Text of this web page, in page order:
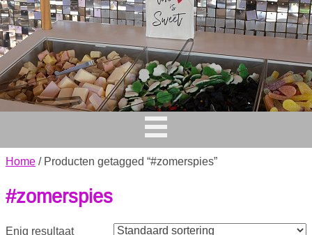
Home / Producten getagged “#zomerspies”
#zomerspies
Enig resultaat